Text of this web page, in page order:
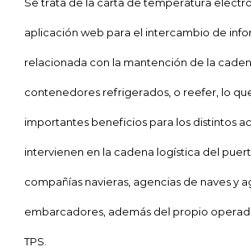
aplicación web para el intercambio de
relacionada con la mantención de la
contenedores refrigerados, o reefer, lo
importantes beneficios para los distintos
intervienen en la cadena logística del
compañías navieras, agencias de naves y
embarcadores, además del propio
TPS.